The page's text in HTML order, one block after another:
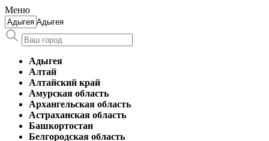
Меню
Адыгея
Адыгея
Алтай
Алтайский край
Амурская область
Архангельская область
Астраханская область
Башкортостан
Белгородская область